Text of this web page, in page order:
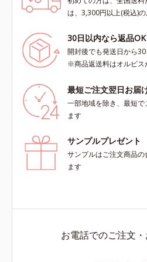
は、3,300円以上(税込)
30日以内なら返品OK
開封後でも発送日から
※商品返送料はオルビス
最短ご注文翌日お届
一部地域を除き、最短
ます
サンプルプレゼント
サンプルはご注文商品
ます
お電話でのご注文